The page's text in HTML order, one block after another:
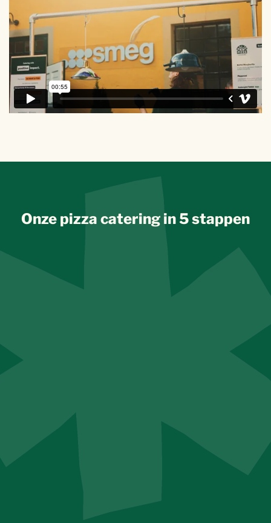
Onze pizza catering in 5 stappen